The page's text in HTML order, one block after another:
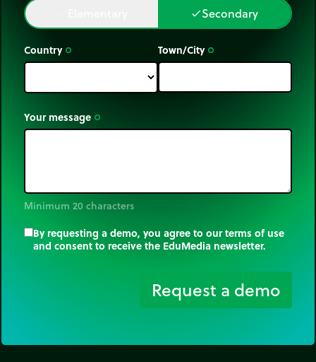
doneSecondary
Country trip_origin Town/City trip_origin
Your message trip_origin
Minimum 20 characters
By requesting a demo, you agree to our terms of use
and consent to receive the EduMedia newsletter.
Request a demo